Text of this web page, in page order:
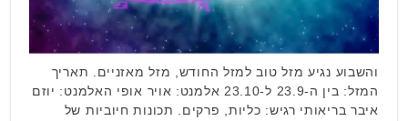
והשבוע נגיע מזל טוב למזל החודש, מזל מאזניים. תאריך
המזל: בין ה-23.9 ל-23.10 אלמנט: אויר אופי האלמנט: יוזם
איבר בריאותי רגיש: כליות, פרקים. תכונות חיוביות של